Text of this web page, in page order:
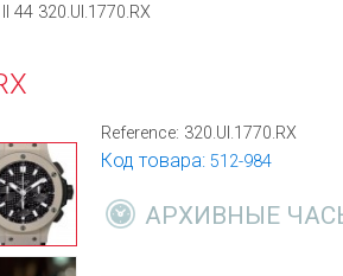
44 320.UI.1770.RX
Reference: 320.UI.1770.RX
Код товара: 512-984
АРХИВНЫЕ